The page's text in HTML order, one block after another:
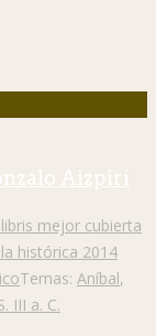
Aizpiri
mejor cubierta
histórica 2014
Temas: Aníbal,
III a. C.